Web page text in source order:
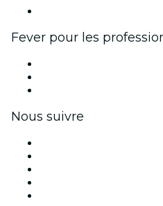
Fever pour les
Nous suivre